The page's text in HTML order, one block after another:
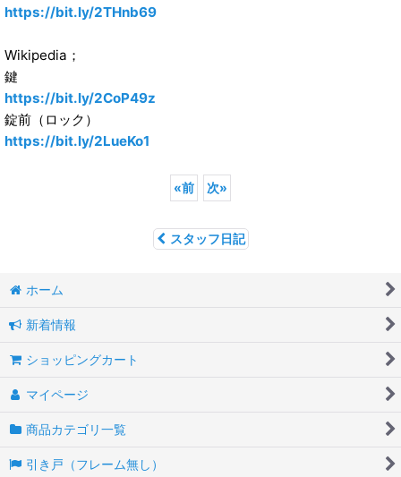
https://bit.ly/2THnb69
Wikipedia；
鍵
https://bit.ly/2CoP49z
錠前（ロック）
https://bit.ly/2LueKo1
«前 次»
スタッフ日記
ホーム
新着情報
ショッピングカート
マイページ
商品カテゴリ一覧
引き戸（フレーム無し）